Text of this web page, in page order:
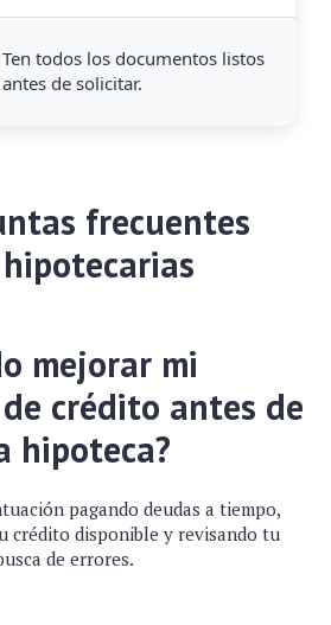
Ten todos los documentos listos
antes de solicitar.
frecuentes
mejorar mi
crédito antes de
hipoteca?
pagando deudas a tiempo,
crédito disponible y revisando tu
de errores.